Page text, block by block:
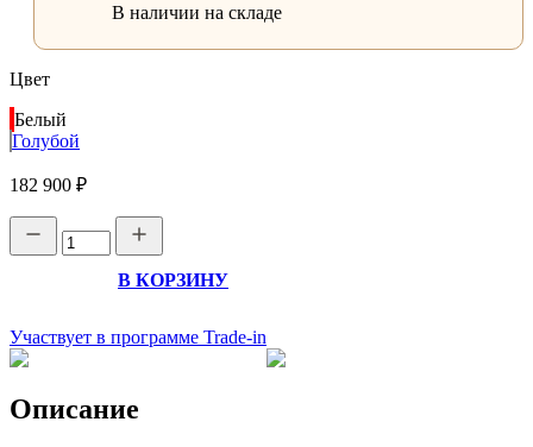
В наличии на складе
Цвет
Белый
Голубой
182 900 ₽
В КОРЗИНУ
Участвует в программе Trade-in
Описание